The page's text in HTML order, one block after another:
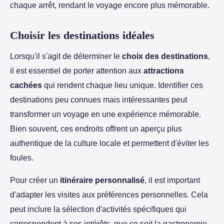
chaque arrêt, rendant le voyage encore plus mémorable.
Choisir les destinations idéales
Lorsqu'il s'agit de déterminer le choix des destinations
il est essentiel de porter attention aux attractions
cachées qui rendent chaque lieu unique. Identifier ces
destinations peu connues mais intéressantes peut
transformer un voyage en une expérience mémorable.
Bien souvent, ces endroits offrent un aperçu plus
authentique de la culture locale et permettent d'éviter les
foules.
Pour créer un itinéraire personnalisé , il est important
d'adapter les visites aux préférences personnelles. Cela
peut inclure la sélection d'activités spécifiques qui